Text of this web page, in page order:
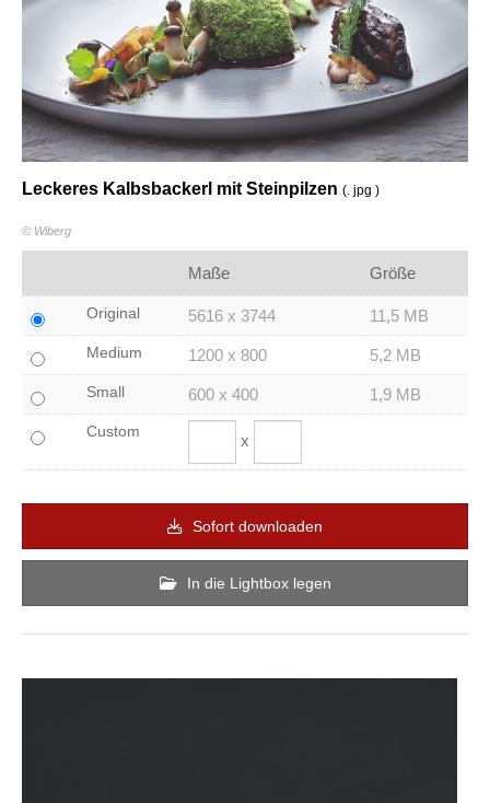
Leckeres Kalbsbackerl mit Steinpilzen (. jpg )
© Wiberg
Maße Größe
Original 5616 x 3744 11,5 MB
Medium 1200 x 800 5,2 MB
Small 600 x 400 1,9 MB
Custom x
Sofort downloaden
In die Lightbox legen